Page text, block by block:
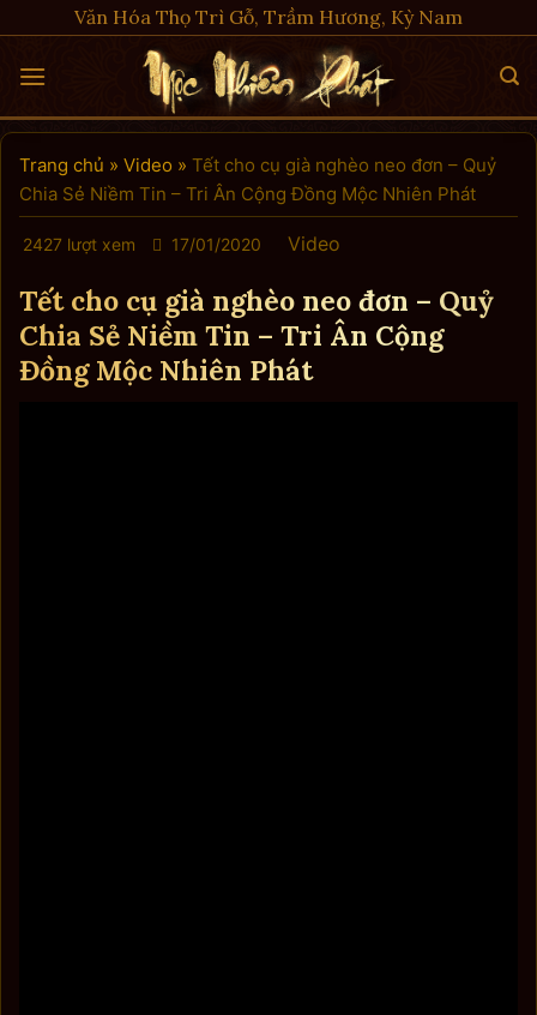
to
content
Văn Hóa Thọ Trì Gỗ, Trầm Hương, Kỳ Nam
Trang chủ » Video » Tết cho cụ già nghèo neo đơn – Quỷ
Chia Sẻ Niềm Tin – Tri Ân Cộng Đồng Mộc Nhiên Phát
2427 lượt xem 17/01/2020 Video
Tết cho cụ già nghèo neo đơn – Quỷ
Chia Sẻ Niềm Tin – Tri Ân Cộng
Đồng Mộc Nhiên Phát